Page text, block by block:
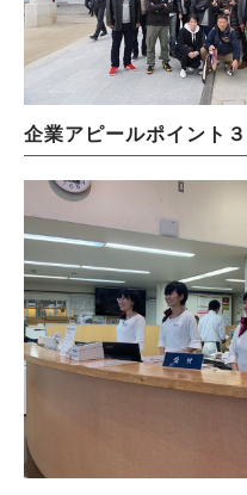
企業アピールポイント３